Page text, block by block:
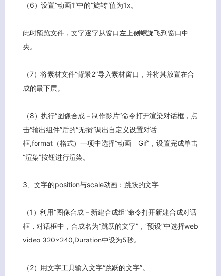
（6）设置“动画1”中的“旋转”值为1x。
此时预览文件，文字逐字从窗口左上侧螺旋飞到窗口中
央。
（7）将素材文件“背景2”导入素材窗口，并将其放置在合
成的最下层。
（8）执行“图像合成－制作影片”命令打开渲染对话框，点
击“输出组件”后的“无损”调出自定义设置对话
框,format（格式）一项中选择“动画 Gif”，设置完成单击
“渲染”按钮进行渲染。
3、 文字的position与scale动画：跳跃的文字
（1）利用“图像合成－新建合成组”命令打开新建合成对话
框，对话框中，合成名为“跳跃的文字”，“预设”中选择web
video 320×240,Duration中设为5秒。
（2）用文字工具输入文字“跳跃的文字”。